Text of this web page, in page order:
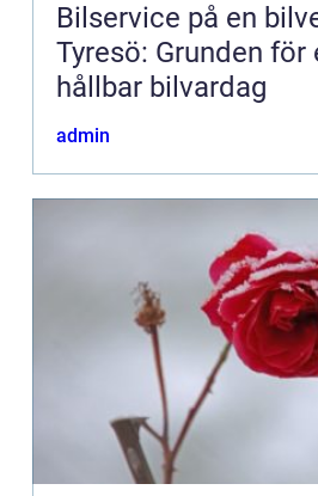
Bilservice på en
Tyresö: Grunden för
hållbar bilvardag
admin